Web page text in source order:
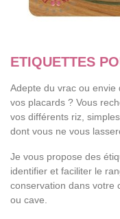
ETIQUETTES
Adepte du vrac ou
vos placards ? Vous
vos différents riz,
dont vous ne vous
Je vous propose des
identifier et faciliter le
conservation dans votre
ou cave.